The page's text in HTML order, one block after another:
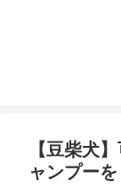
【豆柴犬
ャンプー